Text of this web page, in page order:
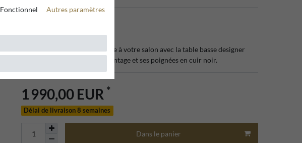
Apportez une touche exclusive à votre salon avec la table basse designer
Casa Padrino au look métal vintage et ses poignées en cuir noir.
1 990,00 EUR *
Délai de livraison 8 semaines
Dans le panier
Fonctionnel Autres paramètres